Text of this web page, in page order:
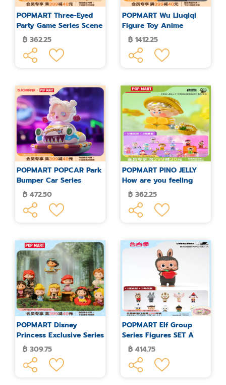
POPMART Three-Eyed
Party Game Series Scene
Figure Blind Box
฿ 362.25
POPMART Wu Liuqiqi
Figure Toy Anime
Cartoon
฿ 1412.25
POPMART POPCAR Park
Bumper Car Series
Figure Blind Box
฿ 472.50
POPMART PINO JELLY
How are you feeling
today series blind box
฿ 362.25
POPMART Disney
Princess Exclusive Series
Figure Blind Box
฿ 309.75
POPMART Elf Group
Series Figures SET A
฿ 414.75